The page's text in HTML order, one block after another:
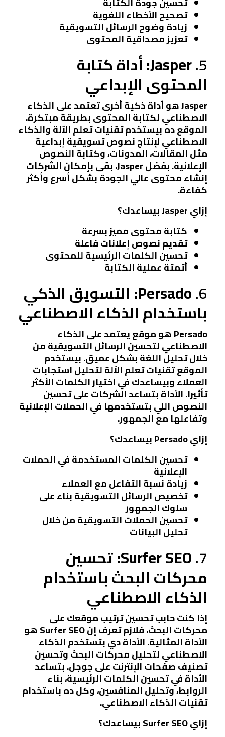
تصحيح الأخطاء اللغوية
زيادة وضوح الرسائل التسويقية
تعزيز مصداقية المحتوى
5. Jasper: أداة كتابة
المحتوى الإبداعي
Jasper هو أداة ذكية أخرى تعتمد على الذكاء
الاصطناعي لكتابة المحتوى بطريقة مبتكرة.
الموقع ده بيستخدم تقنيات تعلم الآلة والذكاء
الاصطناعي لإنتاج نصوص تسويقية إبداعية
مثل المقالات، المدونات، وكتابة النصوص
الإعلانية. بفضل Jasper، بقى بإمكان الشركات
إنشاء محتوى عالي الجودة بشكل أسرع وأكثر
كفاءة.
إزاي Jasper بيساعدك؟
كتابة محتوى مميز بسرعة
تقديم نصوص إعلانات فاعلة
تحسين الكلمات الرئيسية للمحتوى
أتمتة عملية الكتابة
6. Persado: التسويق الذكي
باستخدام الذكاء الاصطناعي
Persado هو موقع يعتمد على الذكاء
الاصطناعي لتحسين الرسائل التسويقية من
خلال تحليل اللغة بشكل عميق. بيستخدم
الموقع تقنيات تعلم الآلة لتحليل استجابات
العملاء وبيساعدك في اختيار الكلمات الأكثر
تأثيرًا. الأداة بتساعد الشركات على تحسين
النصوص اللي بتستخدمها في الحملات الإعلانية
وتفاعلها مع الجمهور.
إزاي Persado بيساعدك؟
تحسين الكلمات المستخدمة في الحملات
الإعلانية
زيادة نسبة التفاعل مع العملاء
تخصيص الرسائل التسويقية بناءً على
سلوك الجمهور
تحسين الحملات التسويقية من خلال
تحليل البيانات
7. Surfer SEO: تحسين
محركات البحث باستخدام
الذكاء الاصطناعي
إذا كنت حابب تحسين ترتيب موقعك على
محركات البحث، فلازم تعرف إن Surfer SEO هو
الأداة المثالية. الأداة دي بتستخدم الذكاء
الاصطناعي لتحليل محركات البحث وتحسين
تصنيف صفحات الإنترنت على جوجل. بتساعد
الأداة في تحسين الكلمات الرئيسية، بناء
الروابط، وتحليل المنافسين، وكل ده باستخدام
تقنيات الذكاء الاصطناعي.
إزاي Surfer SEO بيساعدك؟